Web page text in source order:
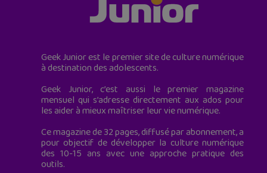
Geek Junior est le premier site de culture numérique
à destination des adolescents.
Geek Junior, c’est aussi le premier magazine
mensuel qui s’adresse directement aux ados pour
les aider à mieux maîtriser leur vie numérique.
Ce magazine de 32 pages, diffusé par abonnement, a
pour objectif de développer la culture numérique
des 10-15 ans avec une approche pratique des
outils.